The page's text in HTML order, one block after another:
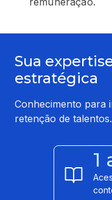
Sua
estratégica
Conhecimento para
retenção de talentos.
1